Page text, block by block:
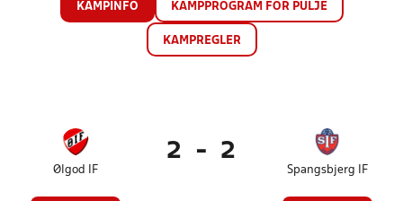
KAMPINFO KAMPPROGRAM FOR PULJE
KAMPREGLER
Ølgod IF
2 - 2
Spangsbjerg IF